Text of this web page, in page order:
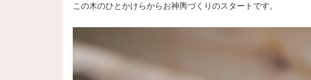
この木のひとかけらからお神輿づくりのスタートです。